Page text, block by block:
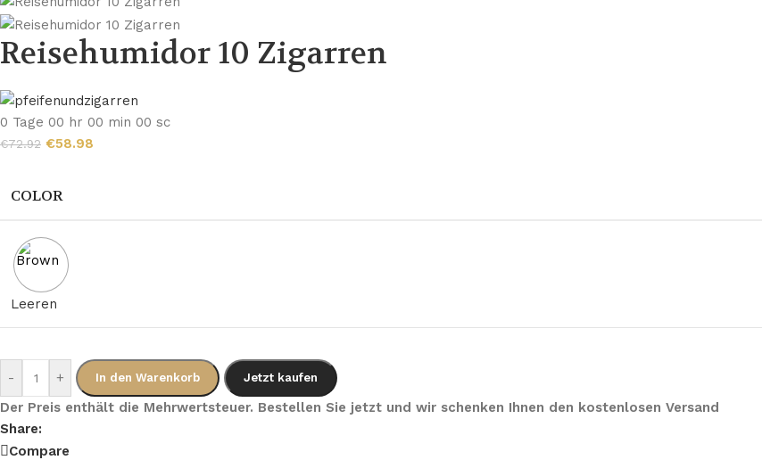
Reisehumidor 10 Zigarren
0 Tage 00 hr 00 min 00 sc
€72.92 €58.98
COLOR
Leeren
- + In den Warenkorb Jetzt kaufen
Der Preis enthält die Mehrwertsteuer. Bestellen Sie jetzt und wir schenken Ihnen den kostenlosen Versand
Share:
Compare